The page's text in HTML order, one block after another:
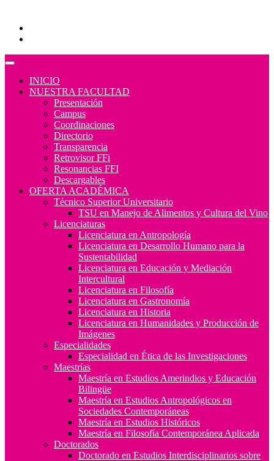
INICIO
NUESTRA FACULTAD
Presentación
Campus
Coordinaciones
Directorio
Transparencia
Retrovisor FFi
Resonancias FFI
Descargables
OFERTA ACADÉMICA
Técnico Superior Universitario
TSU en Manejo de Alimentos y Cultura del Vino
Licenciaturas
Licenciatura en Antropología
Licenciatura en Desarrollo Humano para la
Sustentabilidad
Licenciatura en Educación y Mediación
Intercultural
Licenciatura en Filosofía
Licenciatura en Gastronomía
Licenciatura en Historia
Licenciatura en Humanidades y Producción de
Imágenes
Especialidades
Especialidad en Ética de las Investigaciones
Maestrías
Maestría en Estudios Amerindios y Educación
Bilingüe
Maestría en Estudios Antropológicos en
Sociedades Contemporáneas
Maestría en Estudios Históricos
Maestría en Filosofía Contemporánea Aplicada
Doctorados
Doctorado en Estudios Interdisciplinarios sobre